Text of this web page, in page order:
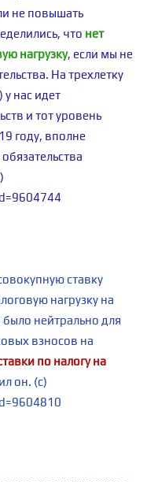
не повышать
что нет
нагрузку, если мы не
На трехлетку
нас идет
и тот уровень
году, вполне
ставку
нагрузку на
нейтрально для
взносов на
по налогу на
он. (с)